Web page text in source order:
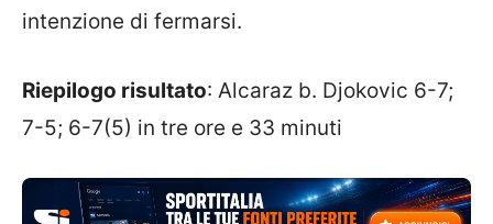
intenzione di fermarsi.
Riepilogo risultato: Alcaraz b. Djokovic 6-7;
7-5; 6-7(5) in tre ore e 33 minuti